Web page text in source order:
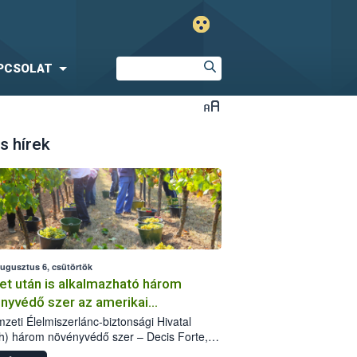
hírek
6, csütörtök
után is alkalmazható három
szer az amerikai
ellen
Élelmiszerlánc-biztonsági Hivatal
három növényvédő szer – Decis Forte,
24 EW, Oroganic – engedélyokiratát